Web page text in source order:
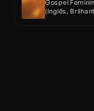
Gospel
(Inglês,